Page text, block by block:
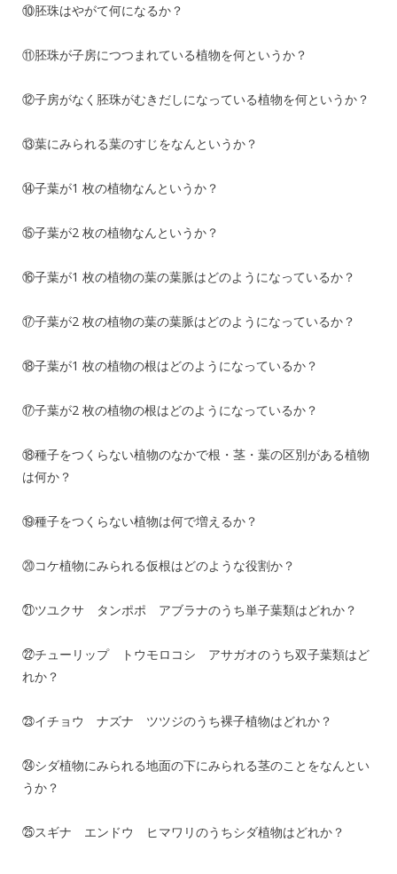
⑩胚珠はやがて何になるか？
⑪胚珠が子房につつまれている植物を何というか？
⑫子房がなく胚珠がむきだしになっている植物を何というか？
⑬葉にみられる葉のすじをなんというか？
⑭子葉が1 枚の植物なんというか？
⑮子葉が2 枚の植物なんというか？
⑯子葉が1 枚の植物の葉の葉脈はどのようになっているか？
⑰子葉が2 枚の植物の葉の葉脈はどのようになっているか？
⑱子葉が1 枚の植物の根はどのようになっているか？
⑰子葉が2 枚の植物の根はどのようになっているか？
⑱種子をつくらない植物のなかで根・茎・葉の区別がある植物
は何か？
⑲種子をつくらない植物は何で増えるか？
⑳コケ植物にみられる仮根はどのような役割か？
㉑ツユクサ タンポポ アブラナのうち単子葉類はどれか？
㉒チューリップ トウモロコシ アサガオのうち双子葉類はど
れか？
㉓イチョウ ナズナ ツツジのうち裸子植物はどれか？
㉔シダ植物にみられる地面の下にみられる茎のことをなんとい
うか？
㉕スギナ エンドウ ヒマワリのうちシダ植物はどれか？